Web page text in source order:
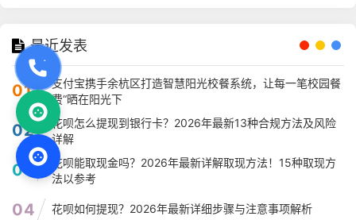
最近发表
01
支付宝携手余杭区打造智慧阳光校餐系统，让每一笔校园餐
费“晒在阳光下
02
花呗怎么提现到银行卡？2026年最新13种合规方法及风险
详解
03
花呗能取现金吗？2026年最新详解取现方法！15种取现方
法以参考
04 花呗如何提现？2026年最新详细步骤与注意事项解析